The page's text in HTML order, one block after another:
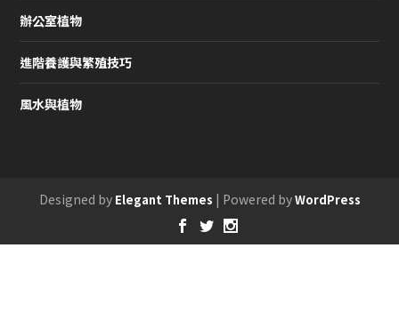
辦公室植物
進階養護與繁殖技巧
風水與植物
Designed by Elegant Themes | Powered byWordPress